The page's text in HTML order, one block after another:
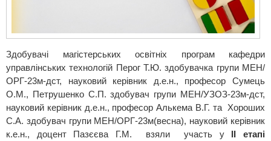
Здобувачі магістерських освітніх програм кафедри
управлінських технологій Перог Т.Ю. здобувачка групи МЕН/
ОРГ-23м-дст, науковий керівник д.е.н., професор Сумець
О.М., Петрушенко С.П. здобувач групи МЕН/УЗОЗ-23м-дст,
науковий керівник д.е.н., професор Алькема В.Г. та Хороших
С.А. здобувач групи МЕН/ОРГ-23м(весна), науковий керівник
к.е.н., доцент Пазєєва Г.М. взяли участь у ІІ етапі